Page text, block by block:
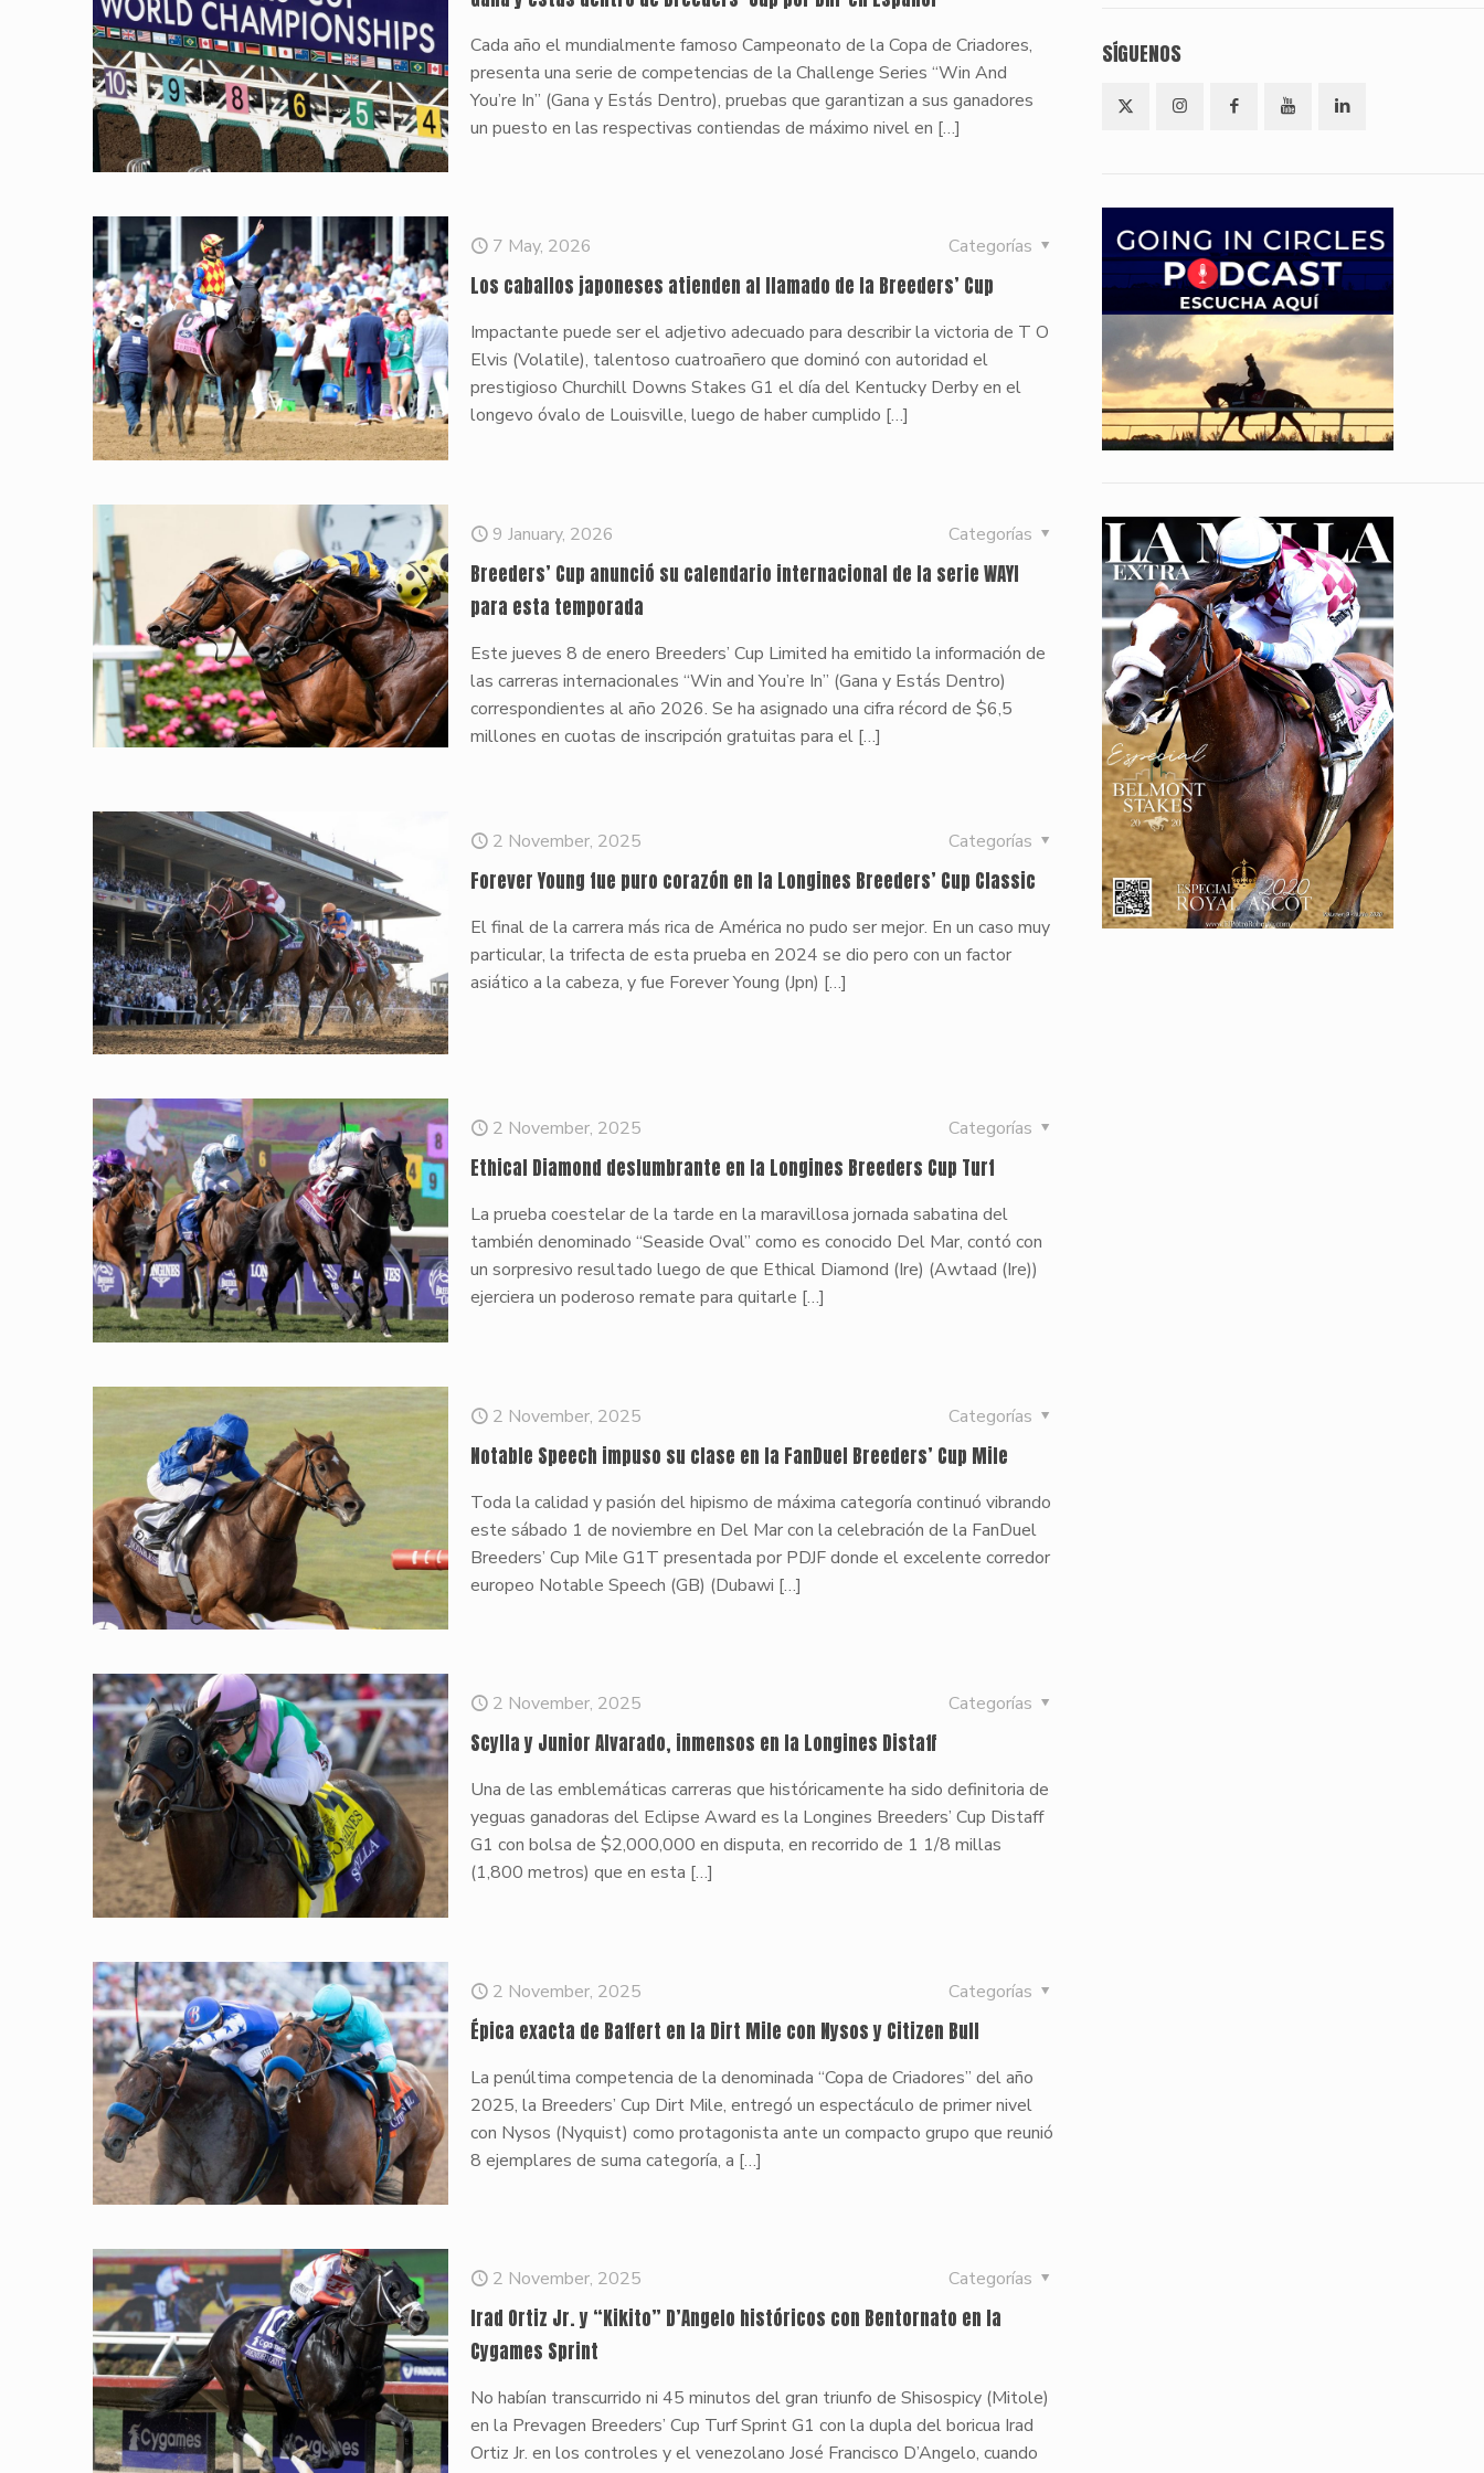
Cada año el mundialmente famoso Campeonato de la Copa de Criadores,
presenta una serie de competencias de la Challenge Series “Win And
You’re In” (Gana y Estás Dentro), pruebas que garantizan a sus ganadores
un puesto en las respectivas contiendas de máximo nivel en […]
7 May, 2026 Categorías
Los caballos japoneses atienden al llamado de la Breeders’ Cup
Impactante puede ser el adjetivo adecuado para describir la victoria de T O
Elvis (Volatile), talentoso cuatroañero que dominó con autoridad el
prestigioso Churchill Downs Stakes G1 el día del Kentucky Derby en el
longevo óvalo de Louisville, luego de haber cumplido […]
9 January, 2026 Categorías
Breeders’ Cup anunció su calendario internacional de la serie WAYI
para esta temporada
Este jueves 8 de enero Breeders’ Cup Limited ha emitido la información de
las carreras internacionales “Win and You’re In” (Gana y Estás Dentro)
correspondientes al año 2026. Se ha asignado una cifra récord de $6,5
millones en cuotas de inscripción gratuitas para el […]
2 November, 2025 Categorías
Forever Young fue puro corazón en la Longines Breeders’ Cup Classic
El final de la carrera más rica de América no pudo ser mejor. En un caso muy
particular, la trifecta de esta prueba en 2024 se dio pero con un factor
asiático a la cabeza, y fue Forever Young (Jpn) […]
2 November, 2025 Categorías
Ethical Diamond deslumbrante en la Longines Breeders Cup Turf
La prueba coestelar de la tarde en la maravillosa jornada sabatina del
también denominado “Seaside Oval” como es conocido Del Mar, contó con
un sorpresivo resultado luego de que Ethical Diamond (Ire) (Awtaad (Ire))
ejerciera un poderoso remate para quitarle […]
2 November, 2025 Categorías
Notable Speech impuso su clase en la FanDuel Breeders’ Cup Mile
Toda la calidad y pasión del hipismo de máxima categoría continuó vibrando
este sábado 1 de noviembre en Del Mar con la celebración de la FanDuel
Breeders’ Cup Mile G1T presentada por PDJF donde el excelente corredor
europeo Notable Speech (GB) (Dubawi […]
2 November, 2025 Categorías
Scylla y Junior Alvarado, inmensos en la Longines Distaff
Una de las emblemáticas carreras que históricamente ha sido definitoria de
yeguas ganadoras del Eclipse Award es la Longines Breeders’ Cup Distaff
G1 con bolsa de $2,000,000 en disputa, en recorrido de 1 1/8 millas
(1,800 metros) que en esta […]
2 November, 2025 Categorías
Épica exacta de Baffert en la Dirt Mile con Nysos y Citizen Bull
La penúltima competencia de la denominada “Copa de Criadores” del año
2025, la Breeders’ Cup Dirt Mile, entregó un espectáculo de primer nivel
con Nysos (Nyquist) como protagonista ante un compacto grupo que reunió
8 ejemplares de suma categoría, a […]
2 November, 2025 Categorías
Irad Ortiz Jr. y “Kikito” D’Angelo históricos con Bentornato en la
Cygames Sprint
No habían transcurrido ni 45 minutos del gran triunfo de Shisospicy (Mitole)
en la Prevagen Breeders’ Cup Turf Sprint G1 con la dupla del boricua Irad
Ortiz Jr. en los controles y el venezolano José Francisco D’Angelo, cuando
SÍGUENOS